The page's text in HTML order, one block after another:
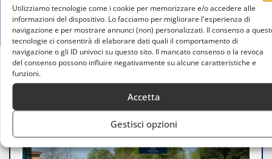
Utilizziamo tecnologie come i cookie per memorizzare e/o accedere alle
informazioni del dispositivo. Lo facciamo per migliorare l'esperienza di
navigazione e per mostrare annunci (non) personalizzati. Il consenso a
tecnologie ci consentirà di elaborare dati quali il comportamento di
navigazione o gli ID univoci su questo sito. Il mancato consenso o la revoca
del consenso possono influire negativamente su alcune caratteristiche e
funzioni.
Accetta
Gestisci opzioni
Home